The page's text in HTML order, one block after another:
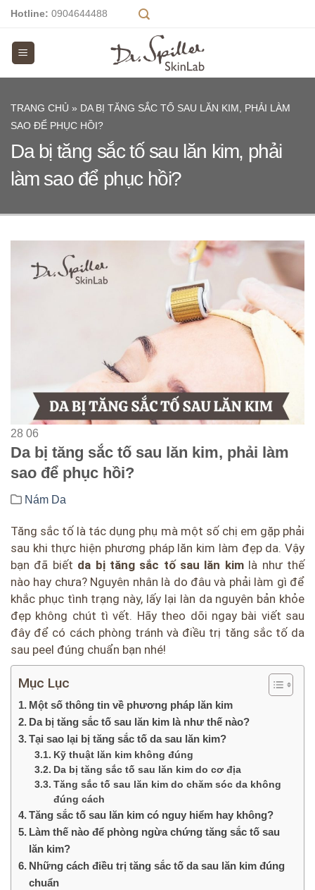
Skip
content
Hotline: 0904644488
TRANG CHỦ » DA BỊ TĂNG SẮC TỐ SAU LĂN KIM, PHẢI LÀM
SAO ĐỂ PHỤC HỒI?
Da bị tăng sắc tố sau lăn kim, phải
làm sao để phục hồi?
28 06
Da bị tăng sắc tố sau lăn kim, phải làm
sao để phục hồi?
Nám Da
Tăng sắc tố là tác dụng phụ mà một số chị em gặp phải
sau khi thực hiện phương pháp lăn kim làm đẹp da. Vậy
bạn đã biết da bị tăng sắc tố sau lăn kimlà như thế
nào hay chưa? Nguyên nhân là do đâu và phải làm gì để
khắc phục tình trạng này, lấy lại làn da nguyên bản khỏe
đẹp không chút tì vết. Hãy theo dõi ngay bài viết sau
đây để có cách phòng tránh và điều trị tăng sắc tố da
sau peel đúng chuẩn bạn nhé!
Mục Lục
Một số thông tin về phương pháp lăn kim
Da bị tăng sắc tố sau lăn kim là như thế nào?
Tại sao lại bị tăng sắc tố da sau lăn kim?
Kỹ thuật lăn kim không đúng
Da bị tăng sắc tố sau lăn kim do cơ địa
Tăng sắc tố sau lăn kim do chăm sóc da không
đúng cách
Tăng sắc tố sau lăn kim có nguy hiểm hay không?
Làm thế nào để phòng ngừa chứng tăng sắc tố sau
lăn kim?
Những cách điều trị tăng sắc tố da sau lăn kim đúng
chuẩn